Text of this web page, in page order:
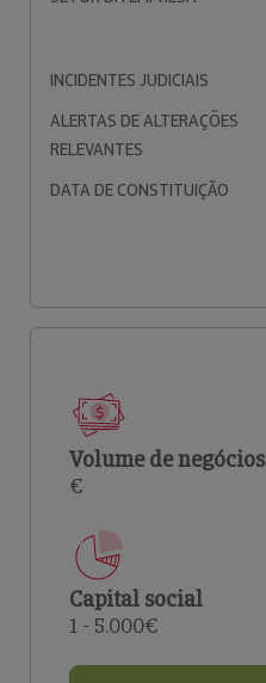
INCIDENTES JUDICIAIS
ALERTAS DE ALTERAÇÕES
RELEVANTES
DATA DE CONSTITUIÇÃO
Volume de negócios
€
Capital social
1 - 5.000€